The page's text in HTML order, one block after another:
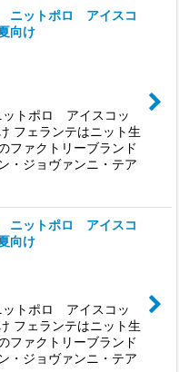
ットポロ アイスコ
向け
トポロ アイスコッ
フェランテはニット生
ファクトリーブランド
・ジョヴァンニ・テア
ットポロ アイスコ
向け
トポロ アイスコッ
フェランテはニット生
ファクトリーブランド
・ジョヴァンニ・テア